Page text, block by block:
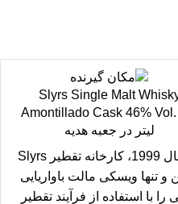
Slyrs Single Malt
Amontillado Cask 46%
لیتر در جعبه هدیه
از سال 1999، کارخانه تقطیر Slyrs
و تنها ویسکی مالت باواریایی
را با استفاده از فرآیند تقطیر